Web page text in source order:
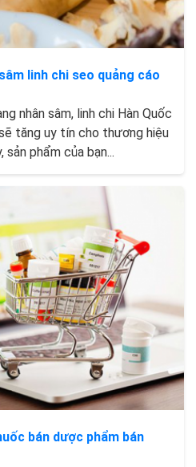
linh chi seo quảng cáo
nhân sâm, linh chi Hàn Quốc
tăng uy tín cho thương hiệu
phẩm của bạn...
bán dược phẩm bán